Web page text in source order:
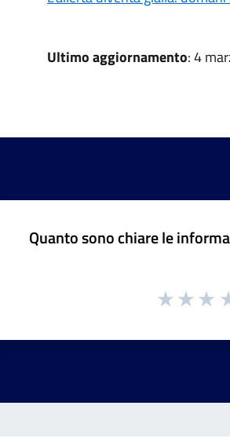
Ultimo aggiornamento: 4
Quanto sono chiare le